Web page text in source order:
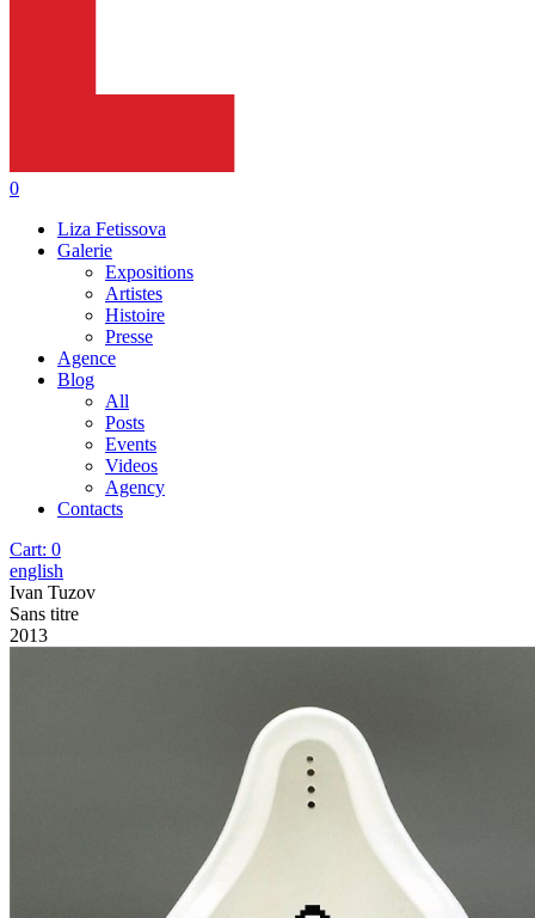
0
Liza Fetissova
Galerie
Expositions
Artistes
Histoire
Presse
Agence
Blog
All
Posts
Events
Videos
Agency
Contacts
Cart: 0
english
Ivan Tuzov
Sans titre
2013